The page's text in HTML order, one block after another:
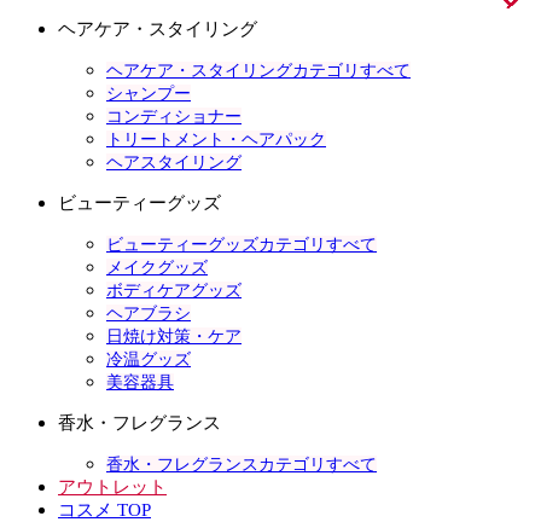
ヘアケア・スタイリング
ヘアケア・スタイリングカテゴリすべて
シャンプー
コンディショナー
トリートメント・ヘアパック
ヘアスタイリング
ビューティーグッズ
ビューティーグッズカテゴリすべて
メイクグッズ
ボディケアグッズ
ヘアブラシ
日焼け対策・ケア
冷温グッズ
美容器具
香水・フレグランス
香水・フレグランスカテゴリすべて
アウトレット
コスメ TOP